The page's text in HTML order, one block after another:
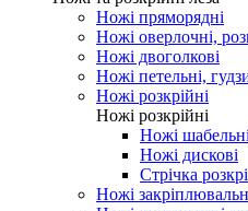
Ножі пряморядні
Ножі оверлочні,
Ножі двоголкові
Ножі петельні,
Ножі розкрійні
Ножі розкрійні
Ножі шабельні
Ножі дискові
Стрічка
Ножі